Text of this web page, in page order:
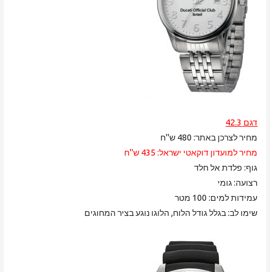
דגם 42.3
מחיר לצרכן באתר: 480 ש"ח
מחיר למועדון דוקאטי ישראל: 435 ש"ח
גוף: פלדת אל חלד
רצועה: גומי
עמידות למים: 100 מטר
שימו לב: בגלל גודל הלוח, הלוגו נוגע בציר המחוגים